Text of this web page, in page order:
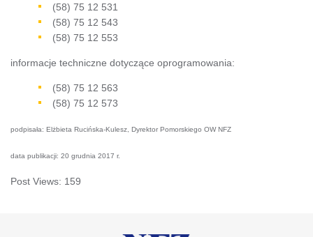
(58) 75 12 531
(58) 75 12 543
(58) 75 12 553
informacje techniczne dotyczące oprogramowania:
(58) 75 12 563
(58) 75 12 573
podpisała: Elżbieta Rucińska-Kulesz, Dyrektor Pomorskiego OW NFZ
data publikacji: 20 grudnia 2017 r.
Post Views: 159